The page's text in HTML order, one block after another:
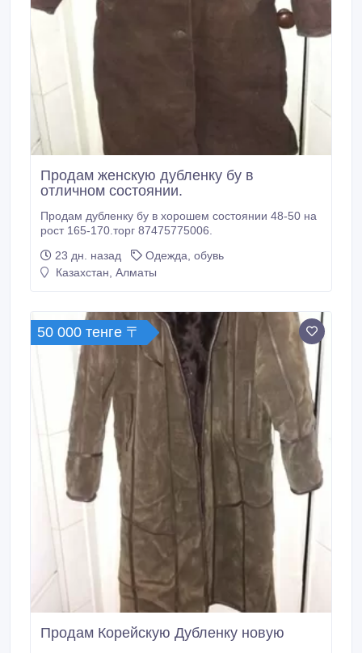
Продам женскую дубленку бу в
отличном состоянии.
Продам дубленку бу в хорошем состоянии 48-50 на
рост 165-170.торг 87475775006.
23 дн. назад
Одежда, обувь
Казахстан, Алматы
50 000 тенге 〒
Продам Корейскую Дубленку новую